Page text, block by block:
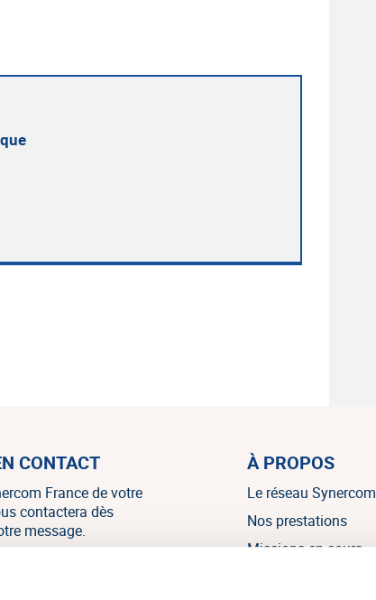
CONTACT
France de votre
contactera dès
message.
À PROPOS
Le réseau Synercom
Nos prestations
Missions en cours